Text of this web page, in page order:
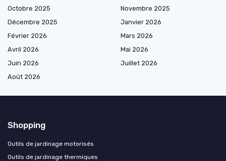
Octobre 2025
Novembre 2025
Décembre 2025
Janvier 2026
Février 2026
Mars 2026
Avril 2026
Mai 2026
Juin 2026
Juillet 2026
Août 2026
Shopping
Outils de jardinage motorisés
Outils de jardinage thermiques